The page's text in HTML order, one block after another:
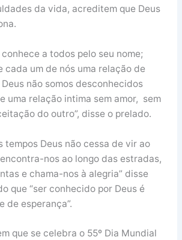
da vida, acreditem que Deus
a todos pelo seu nome;
cada um de nós uma relação de
não somos desconhecidos
uma relação intima sem amor, sem
do outro”, disse o prelado.
tempos Deus não cessa de vir ao
nos ao longo das estradas,
e chama-nos à alegria” disse
que “ser conhecido por Deus é
de esperança”.
que se celebra o 55º Dia Mundial